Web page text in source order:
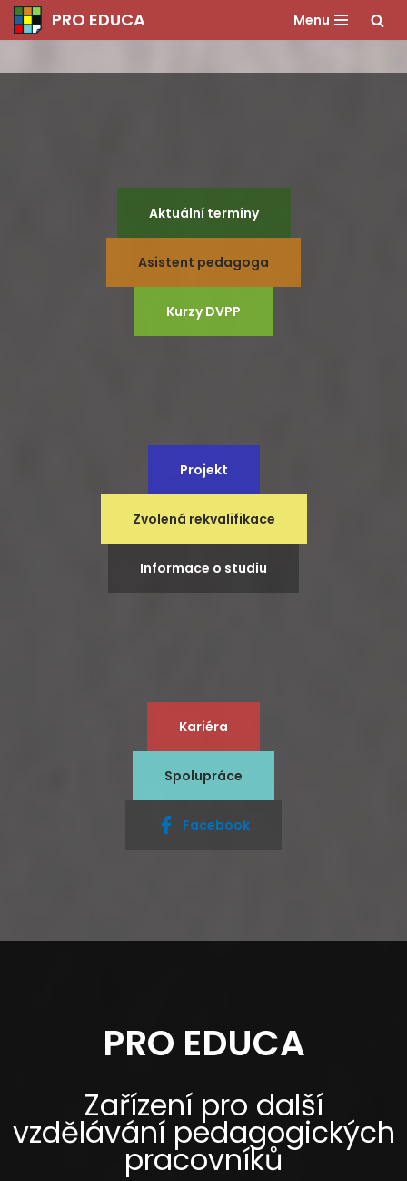
na
PRO EDUCA Menu
Aktuální termíny
Asistent pedagoga
Kurzy DVPP
Projekt
Zvolená rekvalifikace
Informace o studiu
Kariéra
Spolupráce
Facebook
PRO EDUCA
Zařízení pro další
vzdělávání pedagogických
pracovníků